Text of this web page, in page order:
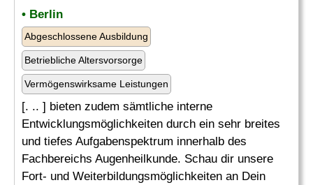
• Berlin
Abgeschlossene Ausbildung
Betriebliche Altersvorsorge
Vermögenswirksame Leistungen
[. .. ] bieten zudem sämtliche interne
Entwicklungsmöglichkeiten durch ein sehr breites
und tiefes Aufgabenspektrum innerhalb des
Fachbereichs Augenheilkunde. Schau dir unsere
Fort- und Weiterbildungsmöglichkeiten an Dein